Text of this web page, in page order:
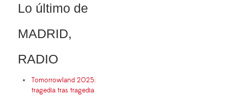
Lo último de
MADRID,
RADIO
Tomorrowland 2025:
tragedia tras tragedia